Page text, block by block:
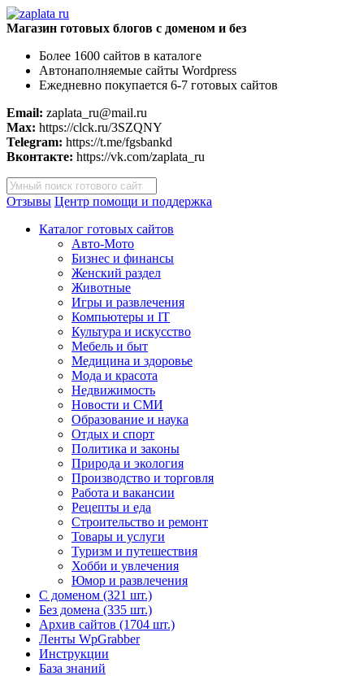
Магазин готовых блогов с доменом и без
Более 1600 сайтов в каталоге
Автонаполняемые сайты Wordpress
Ежедневно покупается 6-7 готовых сайтов
Email: zaplata_ru@mail.ru
Max: https://clck.ru/3SZQNY
Telegram: https://t.me/fgsbankd
Вконтакте: https://vk.com/zaplata_ru
Поиск
товаров
Отзывы Центр помощи и поддержка
Каталог готовых сайтов
Авто-Мото
Бизнес и финансы
Женский раздел
Животные
Игры и развлечения
Компьютеры и IT
Культура и искусство
Мебель и быт
Медицина и здоровье
Мода и красота
Недвижимость
Новости и СМИ
Образование и наука
Отдых и спорт
Политика и законы
Природа и экология
Производство и торговля
Работа и вакансии
Рецепты и еда
Строительство и ремонт
Товары и услуги
Туризм и путешествия
Хобби и увлечения
Юмор и развлечения
С доменом (321 шт.)
Без домена (335 шт.)
Архив сайтов (1704 шт.)
Ленты WpGrabber
Инструкции
База знаний